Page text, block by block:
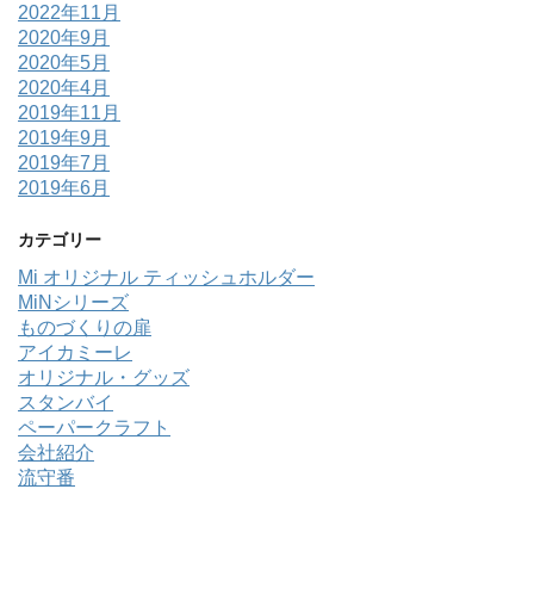
2022年11月
2020年9月
2020年5月
2020年4月
2019年11月
2019年9月
2019年7月
2019年6月
カテゴリー
Mi オリジナル ティッシュホルダー
MiNシリーズ
ものづくりの扉
アイカミーレ
オリジナル・グッズ
スタンバイ
ペーパークラフト
会社紹介
流守番